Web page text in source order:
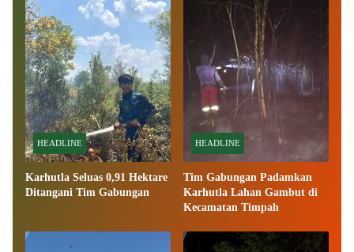
HEADLINE
Karhutla Seluas 0,91 Hektare
Ditangani Tim Gabungan
HEADLINE
Tim Gabungan Padamkan
Karhutla Lahan Gambut di
Kecamatan Timpah